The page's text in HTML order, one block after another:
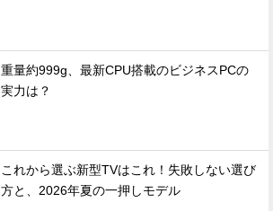
重量約999g、最新CPU搭載のビジネスPCの
実力は？
これから選ぶ新型TVはこれ！失敗しない選び
方と、2026年夏の一押しモデル